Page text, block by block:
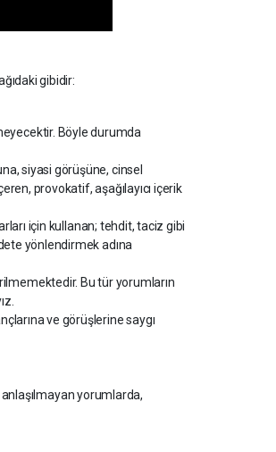
gibidir:
Böyle durumda
siyasi görüşüne, cinsel
provokatif, aşağılayıcı içerik
için kullanan; tehdit, taciz gibi
yönlendirmek adına
Bu tür yorumların
ve görüşlerine saygı
yorumlarda,